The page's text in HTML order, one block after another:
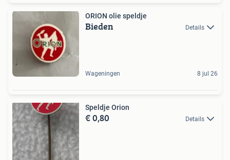
ORION olie speldje
Bieden Details
Wageningen 8 jul 26
Speldje Orion
€ 0,80 Details